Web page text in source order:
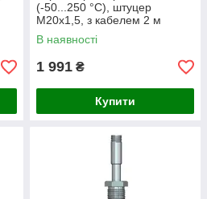
(-50...250 °C), штуцер
М20х1,5, з кабелем 2 м
В наявності
1 991 ₴
Купити